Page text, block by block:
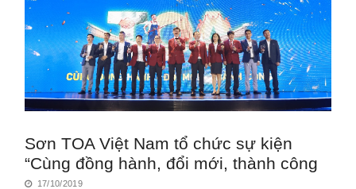
Sơn TOA Việt Nam tổ chức sự kiện
“Cùng đồng hành, đổi mới, thành công
17/10/2019